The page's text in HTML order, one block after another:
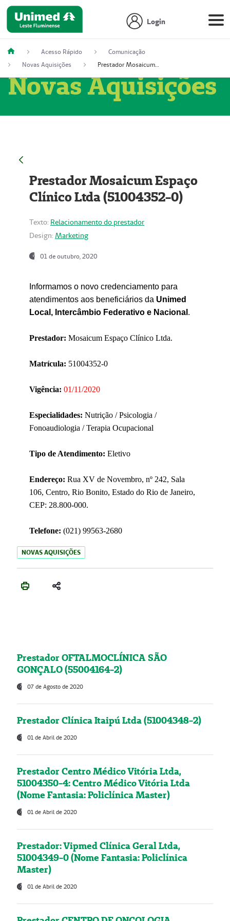
Login
Acesso Rápido
Comunicação
Novas Aquisições
Prestador Mosaicum Espaço Clínico Ltda (51004352-0)
Novas Aquisições
Prestador Mosaicum Espaço
Clínico Ltda (51004352-0)
Texto: Relacionamento do prestador
Design: Marketing
01 de outubro, 2020
Informamos o novo credenciamento para
atendimentos aos beneficiários da Unimed
Local, Intercâmbio Federativo e Nacional .
Prestador: Mosaicum Espaço Clínico Ltda.
Matrícula: 51004352-0
Vigência: 01/11/2020
Especialidades: Nutrição / Psicologia /
Fonoaudiologia / Terapia Ocupacional
Tipo de Atendimento: Eletivo
Endereço: Rua XV de Novembro, nº 242, Sala
106, Centro, Rio Bonito, Estado do Rio de Janeiro,
CEP: 28.800-000.
Telefone: (021) 99563-2680
NOVAS AQUISIÇÕES
Prestador OFTALMOCLÍNICA SÃO
GONÇALO (55004164-2)
07 de Agosto de 2020
Prestador Clínica Itaipú Ltda (51004348-2)
01 de Abril de 2020
Prestador Centro Médico Vitória Ltda,
51004350-4: Centro Médico Vitória Ltda
(Nome Fantasia: Policlínica Master)
01 de Abril de 2020
Prestador: Vipmed Clínica Geral Ltda,
51004349-0 (Nome Fantasia: Policlínica
Master)
01 de Abril de 2020